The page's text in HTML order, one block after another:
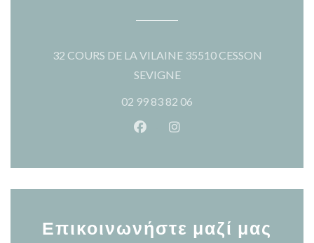
32 COURS DE LA VILAINE 35510 CESSON
SEVIGNE((ανοίγει σε νέο
02 99 83 82 06
Facebook ((ανοίγει σε νέο
Instagram ((ανοίγει σε
Επικοινωνήστε μαζί μας